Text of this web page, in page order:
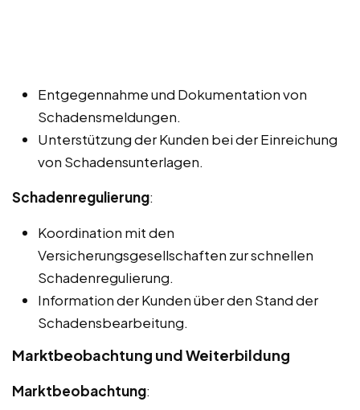
Entgegennahme und Dokumentation von
Schadensmeldungen.
Unterstützung der Kunden bei der Einreichung
von Schadensunterlagen.
Schadenregulierung:
Koordination mit den
Versicherungsgesellschaften zur schnellen
Schadenregulierung.
Information der Kunden über den Stand der
Schadensbearbeitung.
Marktbeobachtung und Weiterbildung
Marktbeobachtung: